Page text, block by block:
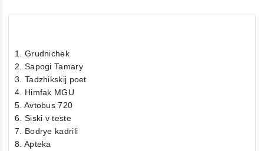
1. Grudnichek
2. Sapogi Tamary
3. Tadzhikskij poet
4. Himfak MGU
5. Avtobus 720
6. Siski v teste
7. Bodrye kadrili
8. Apteka